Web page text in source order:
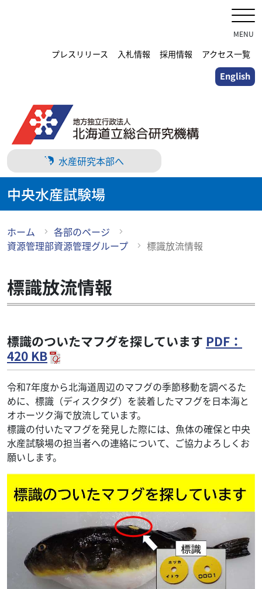
プ
プレスリリース 入札情報 採用情報 アクセス一覧
English
MENU
水産研究本部へ
中央水産試験場
ホーム
各部のページ
資源管理部資源管理グループ
標識放流情報
標識放流情報
標識のついたマフグを探しています PDF：
420 KB
令和7年度から北海道周辺のマフグの季節移動を調べるた
めに、標識（ディスクタグ）を装着したマフグを日本海と
オホーツク海で放流しています。
標識の付いたマフグを発見した際には、魚体の確保と中央
水産試験場の担当者への連絡について、ご協力よろしくお
願いします。